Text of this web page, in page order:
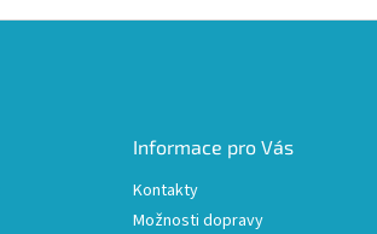
Informace pro Vás
Kontakty
Možnosti dopravy